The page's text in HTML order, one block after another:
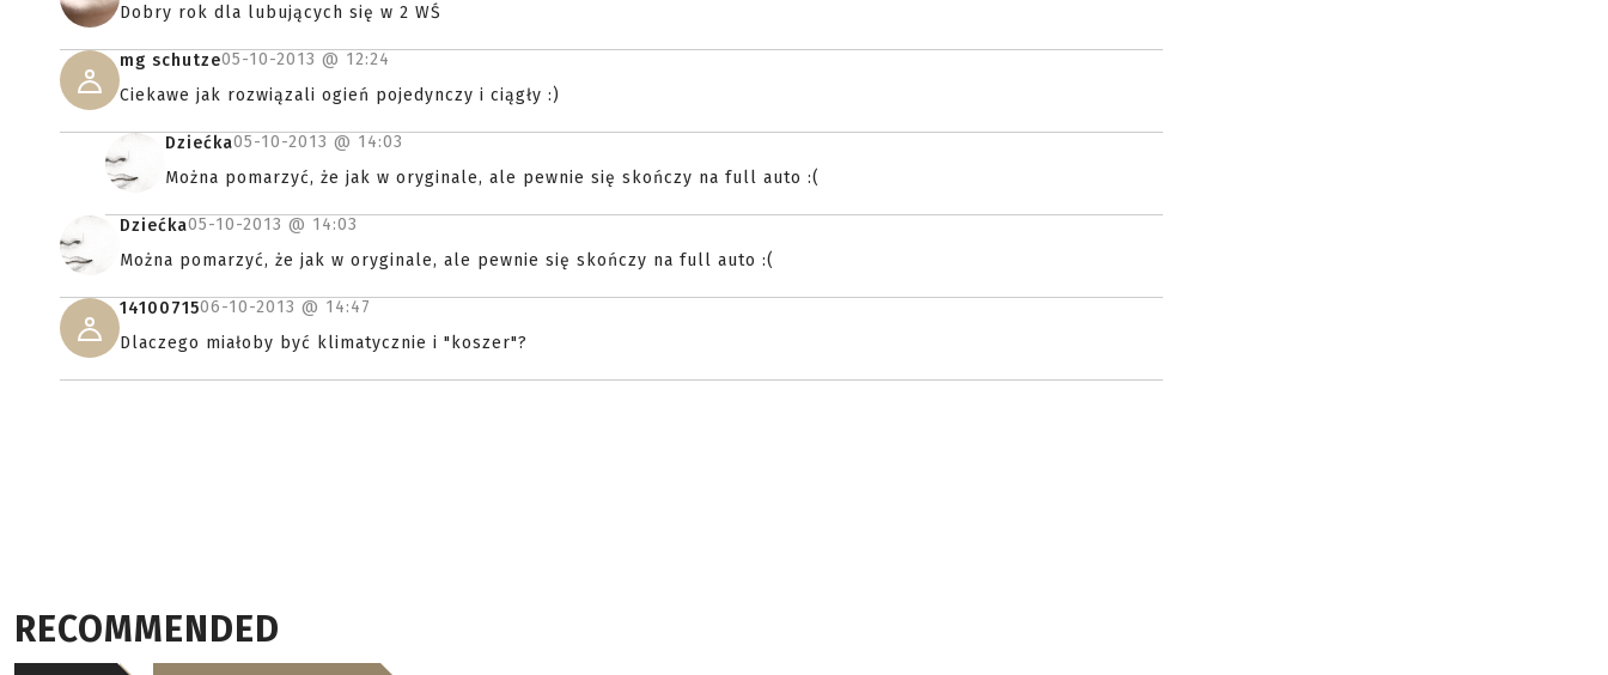
Dobry rok dla lubujących się w 2 WŚ
mg schutze05-10-2013 @ 12:24
Ciekawe jak rozwiązali ogień pojedynczy i ciągły :)
Dziećka05-10-2013 @ 14:03
Można pomarzyć, że jak w oryginale, ale pewnie się skończy na full auto :(
Dziećka05-10-2013 @ 14:03
Można pomarzyć, że jak w oryginale, ale pewnie się skończy na full auto :(
1410071506-10-2013 @ 14:47
Dlaczego miałoby być klimatycznie i "koszer"?
RECOMMENDED